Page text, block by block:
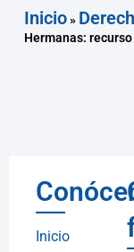
Inicio»
Hermanas:
Inicio